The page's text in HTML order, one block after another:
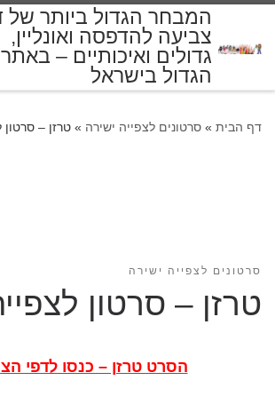
המבחר הגדול ביותר של
צביעה להדפסה ואונליין,
גדולים ואיכותיים – באתר
הגדול בישראל
דף הבית » סרטונים לצפייה ישירה » טרזן – סרטון
סרטונים לצפייה ישירה
טרזן – סרטון
הסרט טרזן – כנסו לדפי